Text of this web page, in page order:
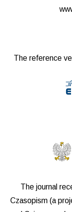
The reference
The journal
Czasopism (a